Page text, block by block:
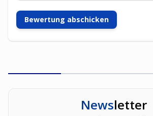
Bewertung abschicken
Newsletter